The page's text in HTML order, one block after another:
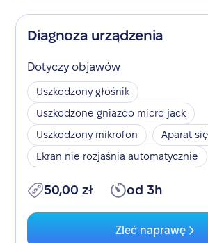
Diagnoza urządzenia
Dotyczy objawów
Uszkodzony głośnik
Uszkodzone gniazdo micro jack
Uszkodzony mikrofon
Aparat
Ekran nie rozjaśnia automatycznie
50,00 zł od 3h
Zleć naprawę